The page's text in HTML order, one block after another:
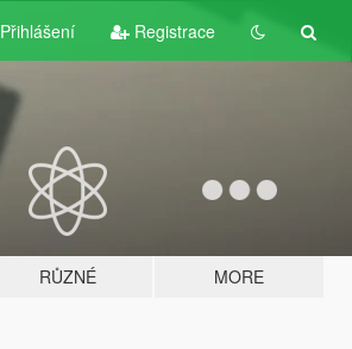
Přihlášení Registrace
RŮZNÉ MORE